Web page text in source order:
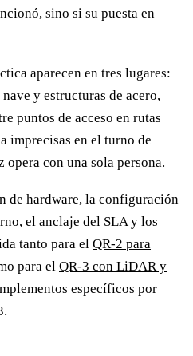
sino si su puesta en
aparecen en tres lugares:
y estructuras de acero,
puntos de acceso en rutas
imprecisas en el turno de
con una sola persona.
de hardware, la configuración
el anclaje del SLA y los
tanto para el QR-2 para
para el QR-3 con LiDAR y
específicos por